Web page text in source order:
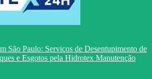
São Paulo: Serviços de Desentupimento de
e Esgotos pela Hidrotex Manutenção